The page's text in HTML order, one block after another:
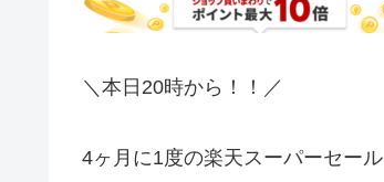
＼本日20時から！！／
4ヶ月に1度の楽天スーパーセール